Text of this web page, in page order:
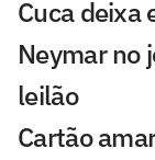
Cuca deixa
Neymar no
leilão
Cartão